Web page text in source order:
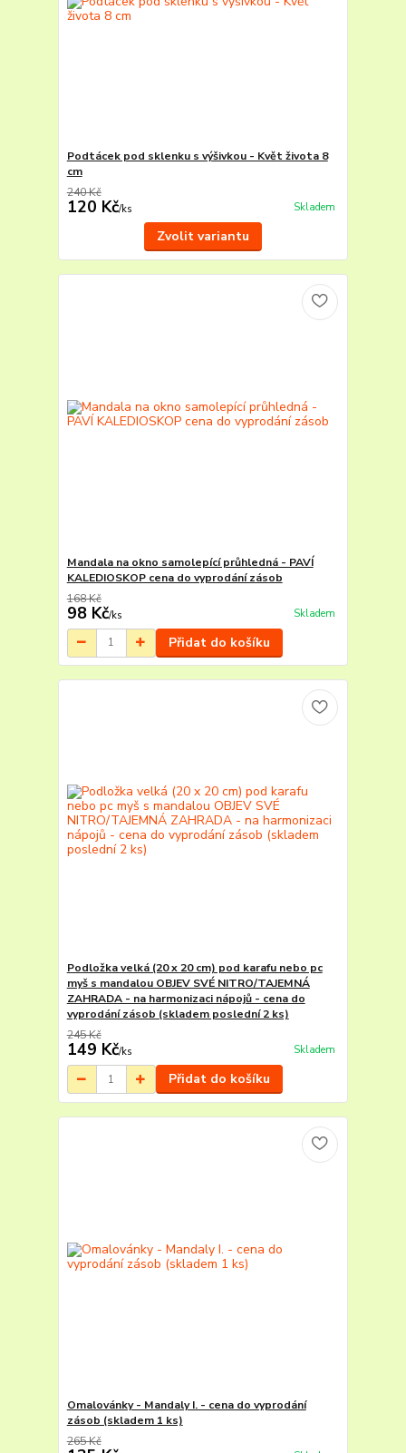
Podtácek pod sklenku s výšivkou - Květ života 8
cm
240 Kč
120 Kč/ks Skladem
Zvolit variantu
Mandala na okno samolepící průhledná - PAVÍ
KALEDIOSKOP cena do vyprodání zásob
168 Kč
98 Kč/ks Skladem
Přidat do košíku
Podložka velká (20 x 20 cm) pod karafu nebo pc
myš s mandalou OBJEV SVÉ NITRO/TAJEMNÁ
ZAHRADA - na harmonizaci nápojů - cena do
vyprodání zásob (skladem poslední 2 ks)
245 Kč
149 Kč/ks Skladem
Přidat do košíku
Omalovánky - Mandaly I. - cena do vyprodání
zásob (skladem 1 ks)
265 Kč